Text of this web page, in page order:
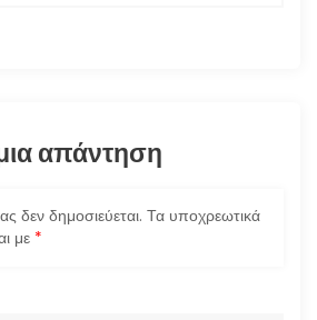
απάντηση
δεν δημοσιεύεται. Τα υποχρεωτικά
με *